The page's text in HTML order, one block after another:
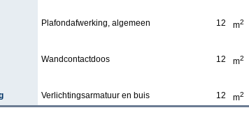
Plafondafwerking, algemeen 12 m2
Wandcontactdoos 12 m2
Verlichtingsarmatuur en buis 12 m2